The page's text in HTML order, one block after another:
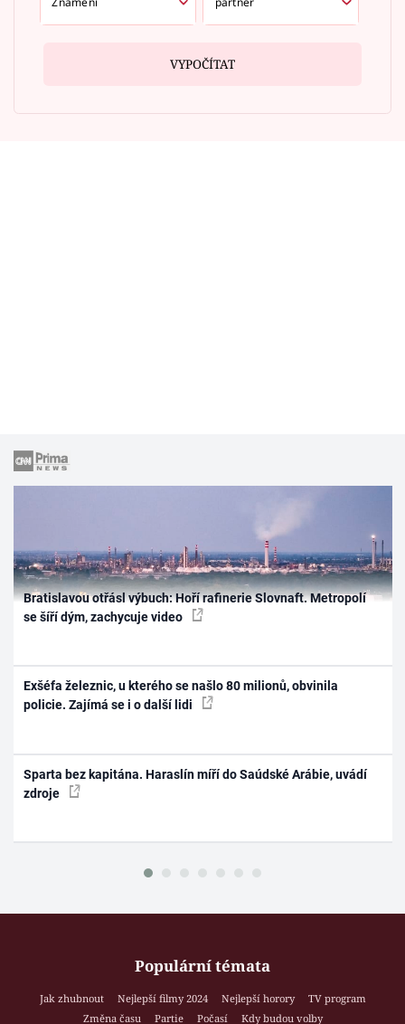
VYPOČÍTAT
Bratislavou otřásl výbuch: Hoří rafinerie Slovnaft. Metropolí
se šíří dým, zachycuje video
Exšéfa železnic, u kterého se našlo 80 milionů, obvinila
policie. Zajímá se i o další lidi
Sparta bez kapitána. Haraslín míří do Saúdské Arábie, uvádí
zdroje
Populární témata
Jak zhubnout Nejlepší filmy 2024 Nejlepší horory
TV program
Změna času
Partie Počasí
Kdy budou volby